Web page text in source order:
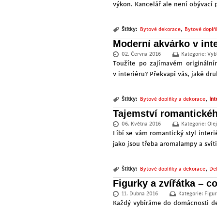
výkon. Kancelář ale není obývací
Štítky: Bytové dekorace, Bytové
Moderní akvárko v
02. Června 2016 Kategorie:
Toužíte po zajímavém
v interiéru? Překvapí vás, jaké
Štítky: Bytové doplňky a dekorace,
Tajemství
06. Května 2016 Kategorie:
Líbí se vám romantický styl
jako jsou třeba aromalampy a
Štítky: Bytové doplňky a dekorace,
Figurky a zvířátka –
11. Dubna 2016 Kategorie:
Každý vybíráme do domácnosti